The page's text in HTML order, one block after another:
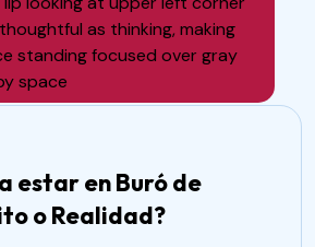
estar en Buró de
o Realidad?